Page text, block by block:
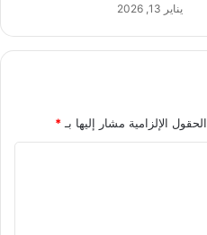
يناير 13, 2026
الحقول الإلزامية مشار إليها بـ *